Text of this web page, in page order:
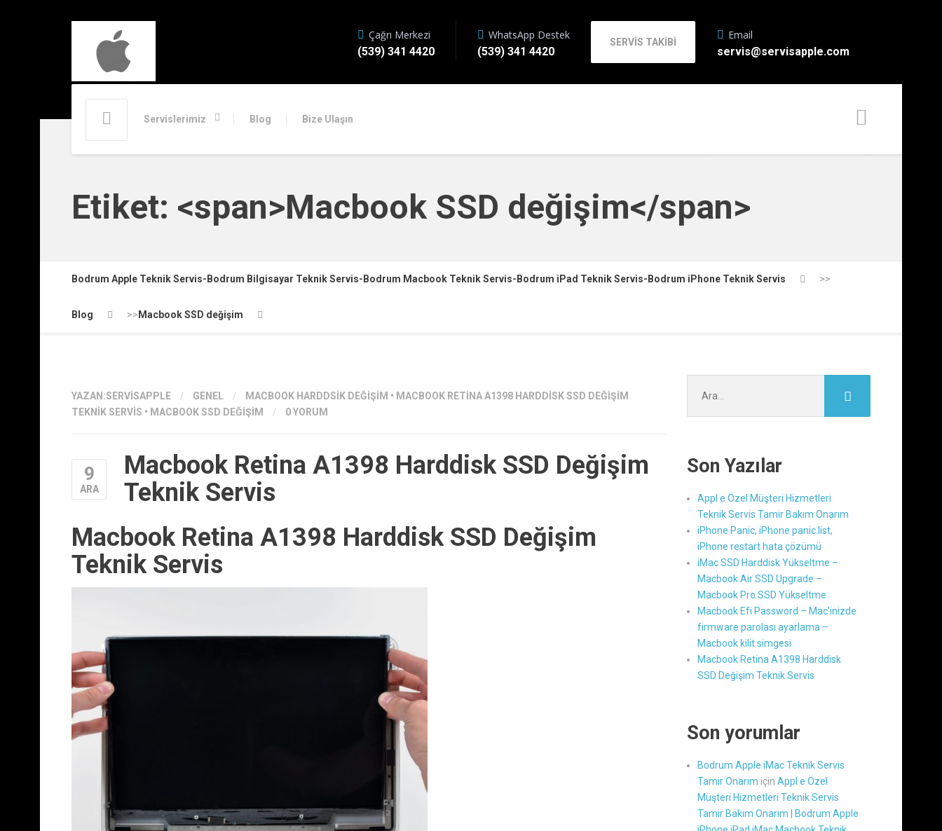
Servislerimiz Blog Bize Ulaşın
Çağrı Merkezi
(539) 341 4420
WhatsApp Destek
(539) 341 4420
SERVİS TAKİBİ
Email
servis@servisapple.com
Etiket: <span>Macbook SSD değişim</span>
Bodrum Apple Teknik Servis-Bodrum Bilgisayar Teknik Servis-Bodrum Macbook Teknik Servis-Bodrum iPad Teknik Servis-Bodrum iPhone Teknik Servis >>
Blog >> Macbook SSD değişim
YAZAN:SERVISAPPLE / GENEL / MACBOOK HARDDSIK DEĞIŞIM • MACBOOK RETINA A1398 HARDDISK SSD DEĞIŞIM
TEKNIK SERVIS • MACBOOK SSD DEĞIŞIM / 0 YORUM
9
ARA
Macbook Retina A1398 Harddisk SSD Değişim
Teknik Servis
Macbook Retina A1398 Harddisk SSD Değişim
Teknik Servis
ara:
Son Yazılar
Appl e Özel Müşteri Hizmetleri
Teknik Servis Tamir Bakım Onarım
iPhone Panic, iPhone panic.list,
iPhone restart hata çözümü
iMac SSD Harddisk Yükseltme –
Macbook Air SSD Upgrade –
Macbook Pro SSD Yükseltme
Macbook Efi Password – Mac’inizde
firmware parolası ayarlama –
Macbook kilit simgesi
Macbook Retina A1398 Harddisk
SSD Değişim Teknik Servis
Son yorumlar
Bodrum Apple iMac Teknik Servis
Tamir Onarım için Appl e Özel
Müşteri Hizmetleri Teknik Servis
Tamir Bakım Onarım | Bodrum Apple